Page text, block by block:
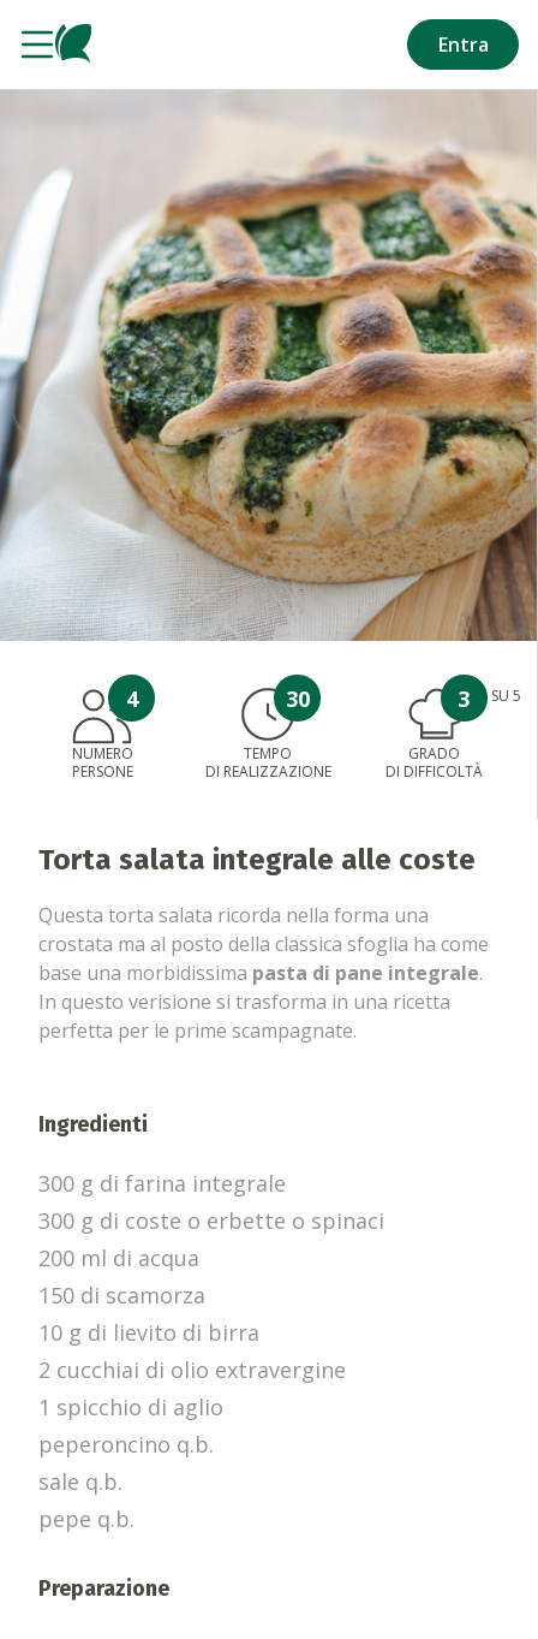
Entra
4
NUMERO
PERSONE
30
TEMPO
DI REALIZZAZIONE
3 SU 5
GRADO
DI DIFFICOLTÀ
Torta salata integrale alle coste
Questa torta salata ricorda nella forma una
crostata ma al posto della classica sfoglia ha come
base una morbidissima pasta di pane integrale.
In questo verisione si trasforma in una ricetta
perfetta per le prime scampagnate.
Ingredienti
300 g di farina integrale
300 g di coste o erbette o spinaci
200 ml di acqua
150 di scamorza
10 g di lievito di birra
2 cucchiai di olio extravergine
1 spicchio di aglio
peperoncino q.b.
sale q.b.
pepe q.b.
Preparazione